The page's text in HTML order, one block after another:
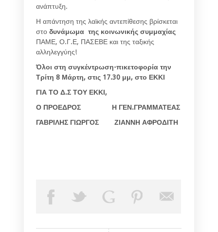
ανάπτυξη.
Η απάντηση της λαϊκής αντεπίθεσης βρίσκεται
στο δυνάμωμα της κοινωνικής συμμαχίας
ΠΑΜΕ, Ο.Γ.Ε, ΠΑΣΕΒΕ και της ταξικής
αλληλεγγύης!
Όλοι στη συγκέντρωση-πικετοφορία την
Τρίτη 8 Μάρτη, στις 17.30 μμ, στο ΕΚΚΙ
ΓΙΑ ΤΟ Δ.Σ ΤΟΥ ΕΚΚΙ,
Ο ΠΡΟΕΔΡΟΣ Η ΓΕΝ.ΓΡΑΜΜΑΤΕΑΣ
ΓΑΒΡΙΛΗΣ ΓΙΩΡΓΟΣ ΖΙΑΝΝΗ ΑΦΡΟΔΙΤΗ